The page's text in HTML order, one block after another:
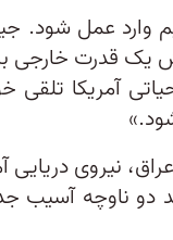
یک قدرت
آمریکا تلقی
نیروی دریایی
دو ناوچه آسیب